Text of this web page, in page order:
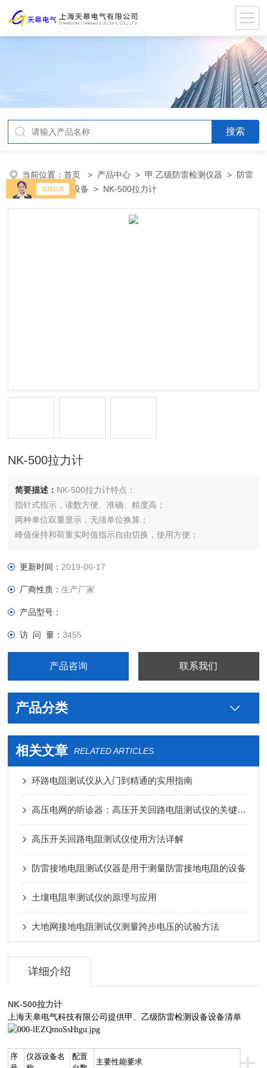
当前位置：首页 > 产品中心 > 甲.乙级防雷检测仪器 > 防雷
检测仪器专用设备 > NK-500拉力计
NK-500拉力计
简要描述： NK-500拉力计特点：
指针式指示，读数方便、准确、精度高；
两种单位双重显示，无须单位换算；
峰值保持和荷重实时值指示自由切换，使用方便；
各类夹具，方便各类产品的测试；壹年保修，终身维护 。
更新时间： 2019-06-17
厂商性质：生产厂家
产品型号：
访 问 量：3455
产品咨询 联系我们
产品分类
相关文章 RELATED ARTICLES
环路电阻测试仪从入门到精通的实用指南
高压电网的听诊器：高压开关回路电阻测试仪的关键作用
高压开关回路电阻测试仪使用方法详解
防雷接地电阻测试仪器是用于测量防雷接地电阻的设备
土壤电阻率测试仪的原理与应用
大地网接地电阻测试仪测量跨步电压的试验方法
详细介绍
NK-500拉力计
上海天皋电气科技有限公司提供甲、乙级防雷检测设备设备清单
序
仪器设备名
配置
主要性能要求